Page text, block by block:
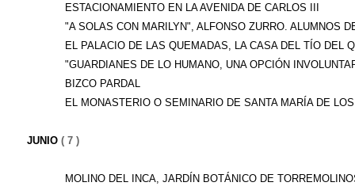
ESTACIONAMIENTO EN LA AVENIDA DE CARLOS III
"A SOLAS CON MARILYN", ALFONSO ZURRO. ALUMNOS
EL PALACIO DE LAS QUEMADAS, LA CASA DEL TÍO DEL
"GUARDIANES DE LO HUMANO, UNA OPCIÓN
BIZCO PARDAL
EL MONASTERIO O SEMINARIO DE SANTA MARÍA DE LOS
JUNIO ( 7 )
MOLINO DEL INCA, JARDÍN BOTÁNICO DE